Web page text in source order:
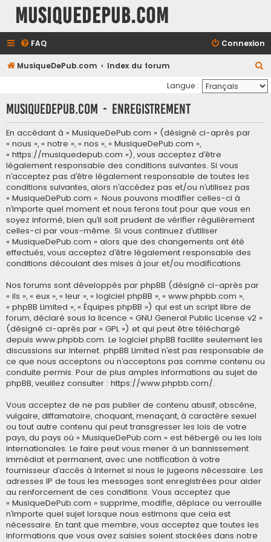
MusiqueDePub.com
FAQ Connexion
MusiqueDePub.com Index du forum
e
c
Langue :
MusiqueDePub.com - Enregistrement
En accédant à « MusiqueDePub.com » (désigné ci-après par
« nous », « notre », « nos », « MusiqueDePub.com »,
« https://musiquedepub.com »), vous acceptez d’être
légalement responsable des conditions suivantes. Si vous
n’acceptez pas d’être légalement responsable de toutes les
conditions suivantes, alors n’accédez pas et/ou n’utilisez pas
« MusiqueDePub.com ». Nous pouvons modifier celles-ci à
n’importe quel moment et nous ferons tout pour que vous en
soyez informé, bien qu’il soit prudent de vérifier régulièrement
celles-ci par vous-même. Si vous continuez d’utiliser
« MusiqueDePub.com » alors que des changements ont été
effectués, vous acceptez d’être légalement responsable des
conditions découlant des mises à jour et/ou modifications.
Nos forums sont développés par phpBB (désigné ci-après par
« ils », « eux », « leur », « logiciel phpBB », « www.phpbb.com »,
« phpBB Limited », « Équipes phpBB ») qui est un script libre de
forum, déclaré sous la licence « GNU General Public License v2 »
(désigné ci-après par « GPL ») et qui peut être téléchargé
depuis www.phpbb.com. Le logiciel phpBB facilite seulement les
discussions sur Internet. phpBB Limited n’est pas responsable de
ce que nous acceptons ou n’acceptons pas comme contenu ou
conduite permis. Pour de plus amples informations au sujet de
phpBB, veuillez consulter : https://www.phpbb.com/.
Vous acceptez de ne pas publier de contenu abusif, obscène,
vulgaire, diffamatoire, choquant, menaçant, à caractère sexuel
ou tout autre contenu qui peut transgresser les lois de votre
pays, du pays où « MusiqueDePub.com » est hébergé ou les lois
internationales. Le faire peut vous mener à un bannissement
immédiat et permanent, avec une notification à votre
fournisseur d’accès à Internet si nous le jugeons nécessaire. Les
adresses IP de tous les messages sont enregistrées pour aider
au renforcement de ces conditions. Vous acceptez que
« MusiqueDePub.com » supprime, modifie, déplace ou verrouille
n’importe quel sujet lorsque nous estimons que cela est
nécessaire. En tant que membre, vous acceptez que toutes les
informations que vous avez saisies soient stockées dans notre